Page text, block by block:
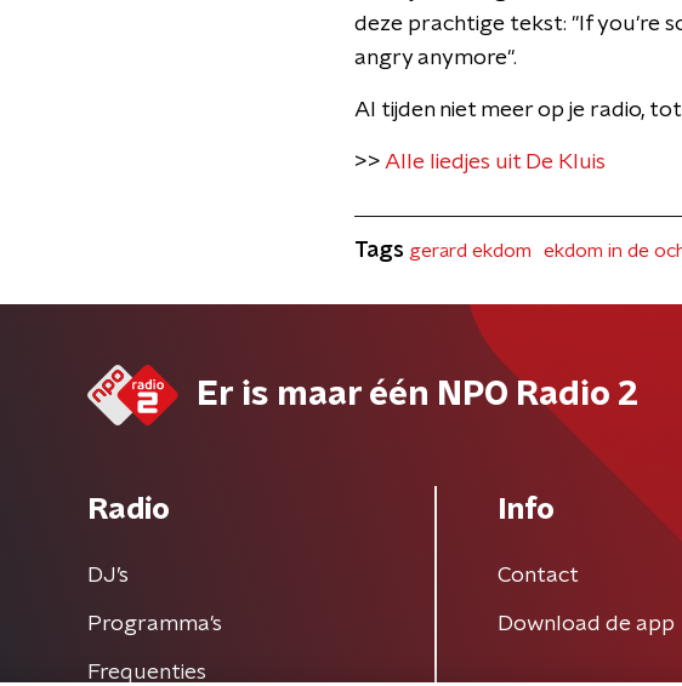
deze prachtige tekst: "If you're
angry anymore".
Al tijden niet meer op je radio,
>> Alle liedjes uit De Kluis
Tags gerard ekdom ekdom in de
Er is maar één NPO Radio 2
Radio
DJ’s
Programma's
Frequenties
Info
Contact
Download de app